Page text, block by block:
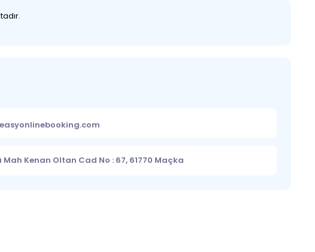
Mah Kenan Oltan Cad No : 67, 61770 Maçka